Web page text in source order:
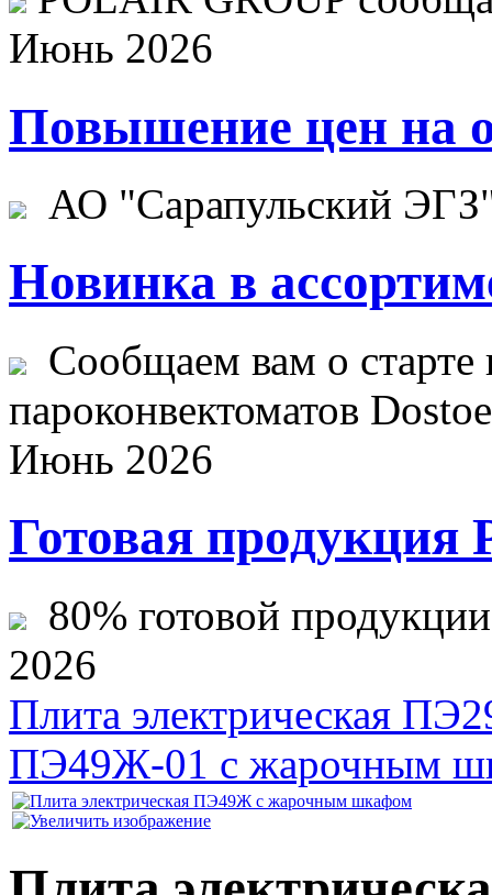
Июнь 2026
Повышение цен на
АО "Сарапульский
Новинка в
Сообщаем вам о старте
пароконвектоматов
Июнь 2026
Готовая продукция
80% готовой
2026
Плита электрическая
ПЭ49Ж-01 с жарочным